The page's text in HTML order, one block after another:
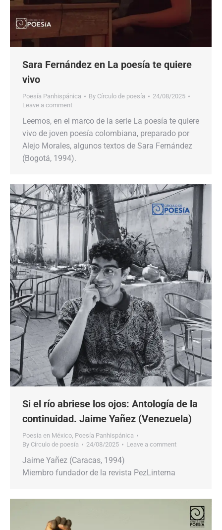
Sara Fernández en La poesía te quiere
vivo
Poesía Panhispánica By Círculo de poesía
24/08/2025
Leave a comment
Leemos, en el marco de la serie La poesía te quiere
vivo de joven poesía colombiana, preparado por
Alejo Morales, algunos textos de Sara Fernández
(Bogotá, 1994).
Si el río abriese los ojos: Antología de la
continuidad. Jaime Yañez (Venezuela)
Poesía en México, Poesía Panhispánica
By Círculo de poesía 24/08/2025 Leave a comment
Jaime Yañez (Caracas, 1994)
Miembro fundador de la revista PezLinterna